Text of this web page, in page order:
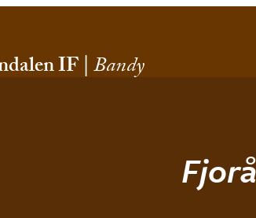
IF|Bandy